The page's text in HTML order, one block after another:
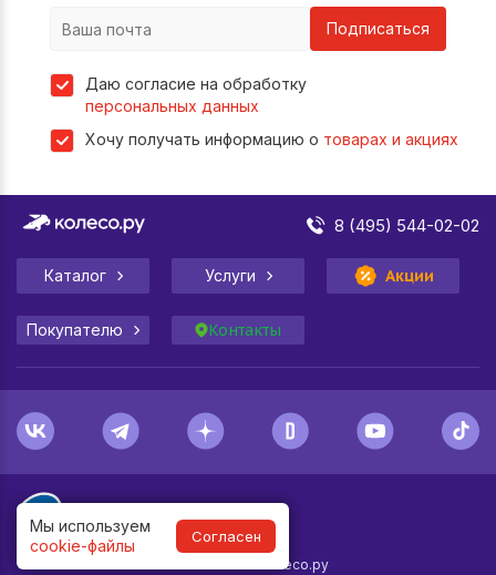
Мы используем
cookie-файлы
Согласен
Подписаться
Даю согласие на обработку
персональных данных
Хочу получать информацию о товарах и акциях
8 (495) 544-02-02
Каталог Услуги Акции
Покупателю Контакты
© Колесо.ру